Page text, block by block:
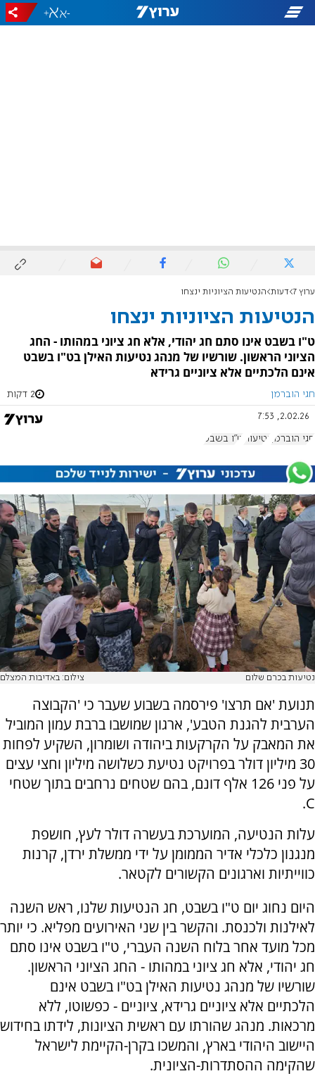
-
+
ערוץ 7 דעות הנטיעות הציוניות ינצחו
הנטיעות הציוניות ינצחו
ט"ו בשבט אינו סתם חג יהודי, אלא חג ציוני במהותו - החג
הציוני הראשון. שורשיו של מנהג נטיעות האילן בט"ו בשבט
אינם הלכתיים אלא ציוניים גרידא
חגי הוברמן 2 דקות
2.02.26, 7:53
חגי הוברמן נטיעות ט"ו בשבט
נטיעות בכרם שלום צילום: באדיבות המצלם
תנועת 'אם תרצו' פירסמה בשבוע שעבר כי 'הקבוצה
הערבית להגנת הטבע', ארגון שמושבו ברבת עמון המוביל
את המאבק על הקרקעות ביהודה ושומרון, השקיע לפחות
30 מיליון דולר בפרויקט נטיעת כשלושה מיליון וחצי עצים
על פני 126 אלף דונם, בהם שטחים נרחבים בתוך שטחי
C.
עלות הנטיעה, המוערכת בעשרה דולר לעץ, חושפת
מנגנון כלכלי אדיר הממומן על ידי ממשלת ירדן, קרנות
כווייתיות וארגונים הקשורים לקטאר.
היום נחוג יום ט"ו בשבט, חג הנטיעות שלנו, ראש השנה
לאילנות ולכנסת. והקשר בין שני האירועים מפליא. כי יותר
מכל מועד אחר בלוח השנה העברי, ט"ו בשבט אינו סתם
חג יהודי, אלא חג ציוני במהותו - החג הציוני הראשון.
שורשיו של מנהג נטיעות האילן בט"ו בשבט אינם
הלכתיים אלא ציוניים גרידא, ציוניים - כפשוטו, ללא
מרכאות. מנהג שהורתו עם ראשית הציונות, לידתו בחידוש
היישוב היהודי בארץ, והמשכו בקרן-הקיימת לישראל
שהקימה ההסתדרות-הציונית.